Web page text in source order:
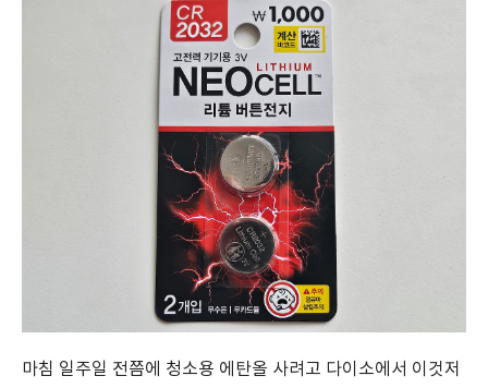
마침 일주일 전쯤에 청소용 에탄올 사려고 다이소에서 이것저